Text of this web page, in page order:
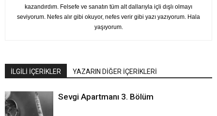
kazandırdım. Felsefe ve sanatın tüm alt dallarıyla içli dışlı olmayı
seviyorum. Nefes alır gibi okuyor, nefes verir gibi yazı yazıyorum. Hala
yaşıyorum.
İLGİLİ İÇERİKLER YAZARIN DİĞER İÇERİKLERİ
Sevgi Apartmanı 3. Bölüm